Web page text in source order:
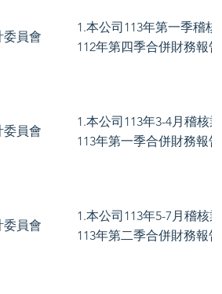
委員會
1.本公司113年第一季稽
112年第四季合併財務報
委員會
1.本公司113年3-4月稽核
113年第一季合併財務報
委員會
1.本公司113年5-7月稽核
113年第二季合併財務報